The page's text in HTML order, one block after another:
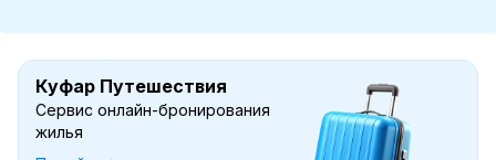
Куфар Путешествия
Сервис онлайн-бронирования
жилья